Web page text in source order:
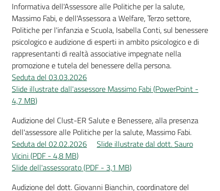
Informativa dell'Assessore alle Politiche per la salute,
Massimo Fabi, e dell'Assessora a Welfare, Terzo settore,
Politiche per l'infanzia e Scuola, Isabella Conti, sul benessere
psicologico e audizione di esperti in ambito psicologico e di
rappresentanti di realtà associative impegnate nella
promozione e tutela del benessere della persona.
Seduta del 03.03.2026
Slide illustrate dall'assessore Massimo Fabi(PowerPoint -
4,7 MB)
Audizione del Clust-ER Salute e Benessere, alla presenza
dell'assessore alle Politiche per la salute, Massimo Fabi.
Seduta del 02.02.2026
Slide illustrate dal dott. Sauro
Vicini(PDF - 4,8 MB)
Slide dell'assessorato(PDF - 3,1 MB)
Audizione del dott. Giovanni Bianchin, coordinatore del